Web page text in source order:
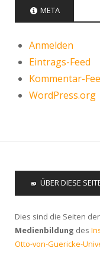
META
Anmelden
Eintrags-Feed
Kommentar-
WordPress.org
ÜBER DIESE
Dies sind die Seiten der
Medienbildung des
Otto-von-Guericke-